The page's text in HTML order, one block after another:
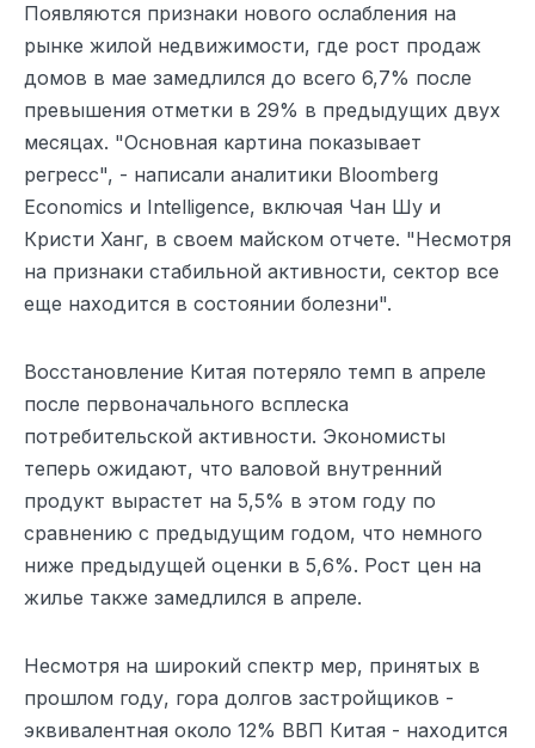
Появляются признаки нового ослабления на
рынке жилой недвижимости, где рост продаж
домов в мае замедлился до всего 6,7% после
превышения отметки в 29% в предыдущих двух
месяцах. "Основная картина показывает
регресс", - написали аналитики Bloomberg
Economics и Intelligence, включая Чан Шу и
Кристи Ханг, в своем майском отчете. "Несмотря
на признаки стабильной активности, сектор все
еще находится в состоянии болезни".
Восстановление Китая потеряло темп в апреле
после первоначального всплеска
потребительской активности. Экономисты
теперь ожидают, что валовой внутренний
продукт вырастет на 5,5% в этом году по
сравнению с предыдущим годом, что немного
ниже предыдущей оценки в 5,6%. Рост цен на
жилье также замедлился в апреле.
Несмотря на широкий спектр мер, принятых в
прошлом году, гора долгов застройщиков -
эквивалентная около 12% ВВП Китая - находится